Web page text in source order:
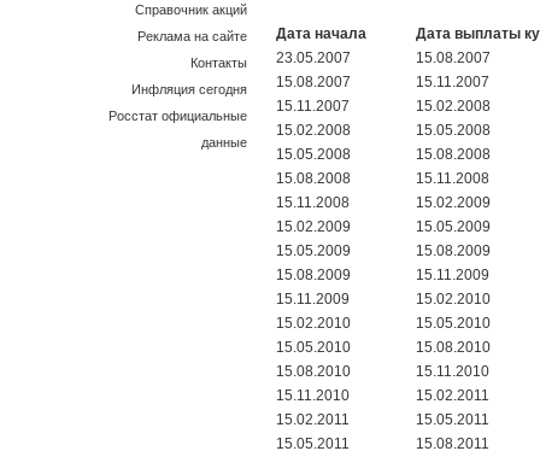
Дата начала
Дата выплаты
23.05.2007
15.08.2007
15.08.2007
15.11.2007
15.11.2007
15.02.2008
15.02.2008
15.05.2008
15.05.2008
15.08.2008
15.08.2008
15.11.2008
15.11.2008
15.02.2009
15.02.2009
15.05.2009
15.05.2009
15.08.2009
15.08.2009
15.11.2009
15.11.2009
15.02.2010
15.02.2010
15.05.2010
15.05.2010
15.08.2010
15.08.2010
15.11.2010
15.11.2010
15.02.2011
15.02.2011
15.05.2011
15.05.2011
15.08.2011
Справочник акций
Реклама на сайте
Контакты
Инфляция сегодня
Росстат официальные
данные